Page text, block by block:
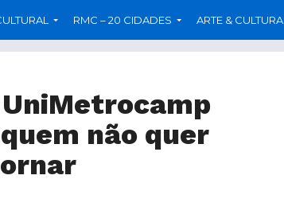
RMC – 20 CIDADES ARTE & CULTURA
não quer